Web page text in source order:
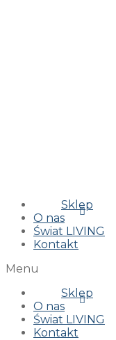
Sklep
O nas
Świat LIVING
Kontakt
Menu
Sklep
O nas
Świat LIVING
Kontakt